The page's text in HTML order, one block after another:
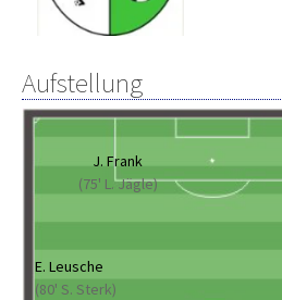
Aufstellung
J. Frank
(75' L. Jägle)
E. Leusche
(80' S. Sterk)